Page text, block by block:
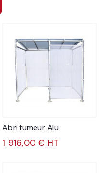
Abri fumeur Alu
1 916,00 € HT